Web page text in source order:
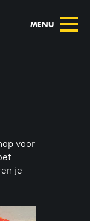
MENU
voor
je